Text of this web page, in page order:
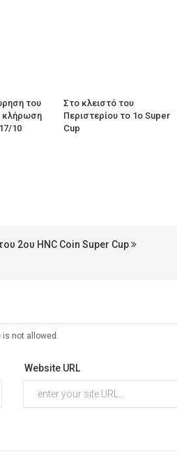
του
κλήρωση
10
Στο κλειστό του
Περιστερίου το 1ο Super
Cup
2ου HNC Coin Super Cup
is not allowed.
Website URL